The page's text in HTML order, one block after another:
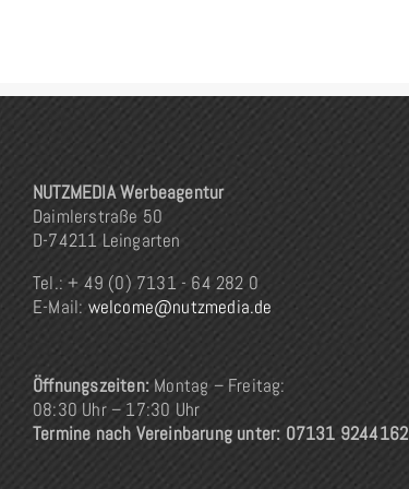
NUTZMEDIA Werbeagentur
Daimlerstraße 50
D-74211 Leingarten
Tel.: + 49 (0) 7131 - 64 282 0
E-Mail: welcome@nutzmedia.de
Öffnungszeiten: Montag – Freitag:
08:30 Uhr – 17:30 Uhr
Termine nach Vereinbarung unter: 07131 9244162